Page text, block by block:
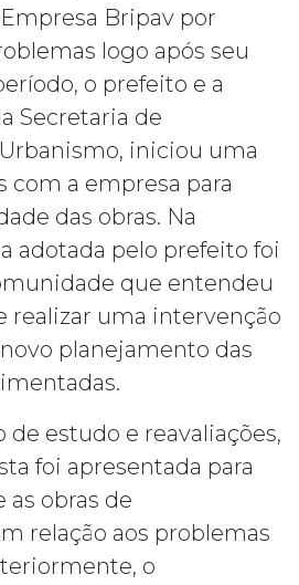
Bripav por
logo após seu
o prefeito e a
Secretaria de
iniciou uma
com a empresa para
das obras. Na
adotada pelo prefeito foi
que entendeu
realizar uma intervenção
planejamento das
estudo e reavaliações,
foi apresentada para
obras de
relação aos problemas
o